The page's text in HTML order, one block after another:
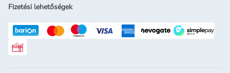
Fizetési lehetőségek
Rossmann ajándékkártya